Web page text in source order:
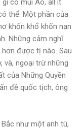
thể. Một phần của
khốn khổ khốn nạn
Những cảm nghĩ
được tị nào. Sau
và, ngoại trừ những
của Những Quyền
đề quốc tịch, ông
như một anh tù,